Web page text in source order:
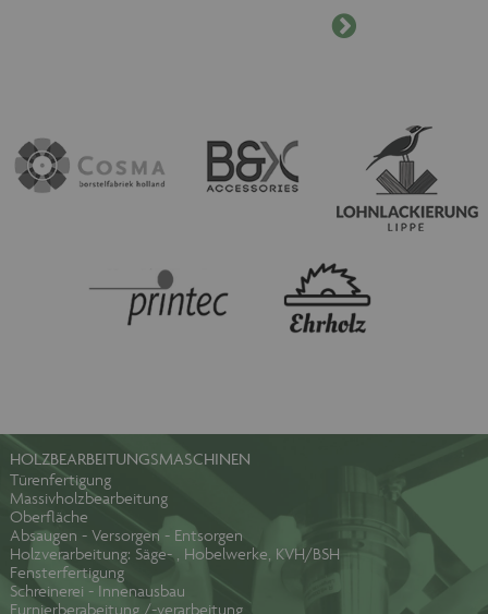
HOLZBEARBEITUNGSMASCHINEN
Türenfertigung
Massivholzbearbeitung
Oberfläche
Absaugen - Versorgen - Entsorgen
Holzverarbeitung: Säge- , Hobelwerke, KVH/BSH
Fensterfertigung
Schreinerei - Innenausbau
Furnierberabeitung /-verarbeitung